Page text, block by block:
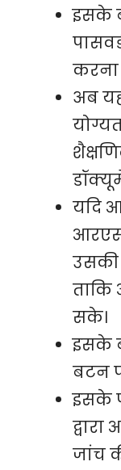
इसके
करना
अब
यदि
उसकी
ताकि
सके।
इसके
बटन
इसके
जांच